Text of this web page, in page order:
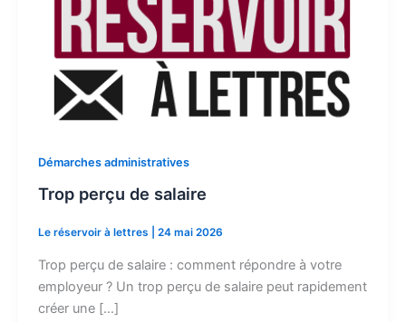
Démarches administratives
Trop perçu de salaire
Le réservoir à lettres 24 mai 2026
Trop perçu de salaire : comment répondre à votre
employeur ? Un trop perçu de salaire peut rapidement
créer une […]